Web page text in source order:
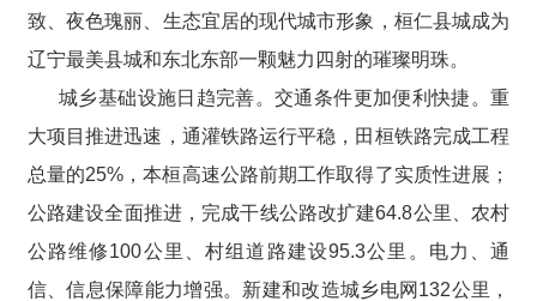
致、夜色瑰丽、生态宜居的现代城市形象，桓仁县城成为
辽宁最美县城和东北东部一颗魅力四射的璀璨明珠。
城乡基础设施日趋完善。交通条件更加便利快捷。重
大项目推进迅速，通灌铁路运行平稳，田桓铁路完成工程
总量的25%，本桓高速公路前期工作取得了实质性进展；
公路建设全面推进，完成干线公路改扩建64.8公里、农村
公路维修100公里、村组道路建设95.3公里。电力、通
信、信息保障能力增强。新建和改造城乡电网132公里，